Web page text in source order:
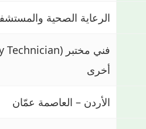
الرعاية الصحية
أخرى
الأردن – العاصمة عمّان